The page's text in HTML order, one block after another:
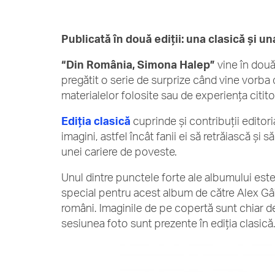
Publicată în două ediții: una clasică și
“Din România, Simona Halep” vine în
pregătit o serie de surprize când vine
materialelor folosite sau de experiența
Ediția clasică cuprinde și contribuții
imagini, astfel încât fanii ei să retrăiască și
unei cariere de poveste.
Unul dintre punctele forte ale albumului
special pentru acest album de către Alex
români. Imaginile de pe copertă sunt chiar
sesiunea foto sunt prezente în ediția clasică.